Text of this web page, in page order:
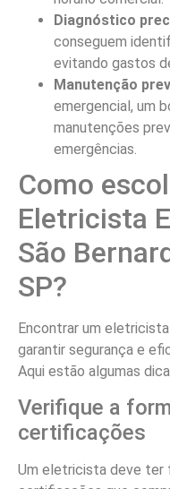
Diagnóstico
conseguem
evitando gastos
Manutenção
emergencial, um
manutenções
emergências.
Como
Eletricista
São
SP?
Encontrar um
garantir segurança e
Aqui estão algumas
Verifique a
certificações
Um eletricista deve ter